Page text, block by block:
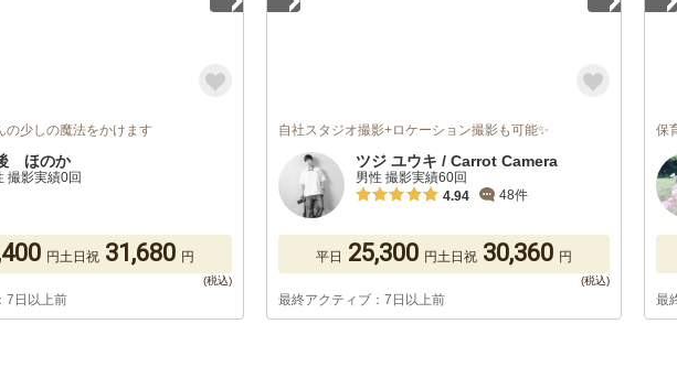
の少しの魔法をかけます
ほのか
撮影実績0回
円土日祝 31,680 円
7日以上前
自社スタジオ撮影+ロケーション撮影も可能✨
ツジ ユウキ / Carrot Camera
男性 撮影実績60回
4.94
48件
平日 25,300 円土日祝 30,360 円
最終アクティブ：7日以上前
保
最